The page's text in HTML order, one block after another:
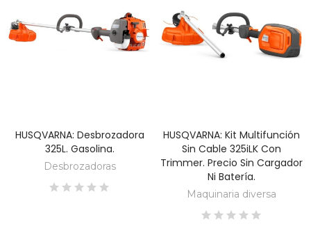
DESCUBRE
HUSQVARNA: Desbrozadora
325L. Gasolina.
Desbrozadoras
DESCUBRE
HUSQVARNA: Kit Multifunción
Sin Cable 325iLK Con
Trimmer. Precio Sin Cargador
Ni Batería.
Maquinaria diversa